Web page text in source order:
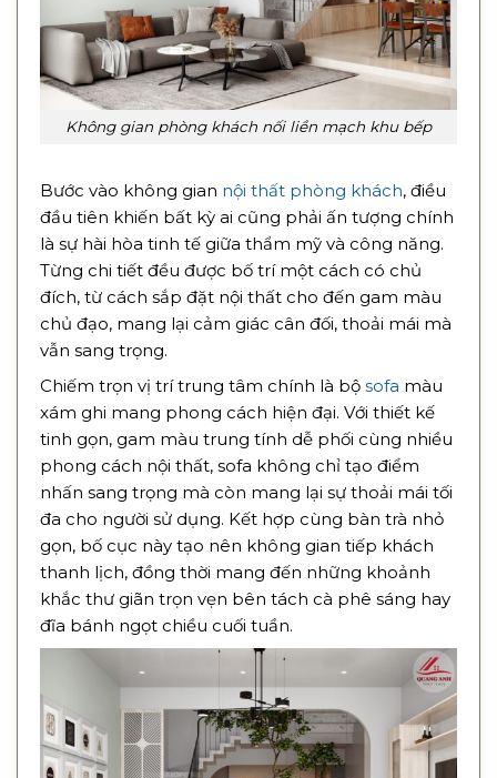
Không gian phòng khách nối liền mạch khu bếp
Bước vào không gian nội thất phòng khách, điều
đầu tiên khiến bất kỳ ai cũng phải ấn tượng chính
là sự hài hòa tinh tế giữa thẩm mỹ và công năng.
Từng chi tiết đều được bố trí một cách có chủ
đích, từ cách sắp đặt nội thất cho đến gam màu
chủ đạo, mang lại cảm giác cân đối, thoải mái mà
vẫn sang trọng.
Chiếm trọn vị trí trung tâm chính là bộ sofa màu
xám ghi mang phong cách hiện đại. Với thiết kế
tinh gọn, gam màu trung tính dễ phối cùng nhiều
phong cách nội thất, sofa không chỉ tạo điểm
nhấn sang trọng mà còn mang lại sự thoải mái tối
đa cho người sử dụng. Kết hợp cùng bàn trà nhỏ
gọn, bố cục này tạo nên không gian tiếp khách
thanh lịch, đồng thời mang đến những khoảnh
khắc thư giãn trọn vẹn bên tách cà phê sáng hay
đĩa bánh ngọt chiều cuối tuần.